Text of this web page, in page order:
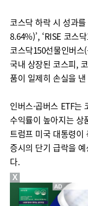
코스닥 하락 시 성과
8.64%)’, ‘RISE 코스
코스닥150선물인버스
국내 상장된 코스피,
품이 일제히 손실을
인버스·곱버스 ETF
수익률이 높아지는 상
트럼프 미국 대통령이
증시의 단기 급락을
다.
X